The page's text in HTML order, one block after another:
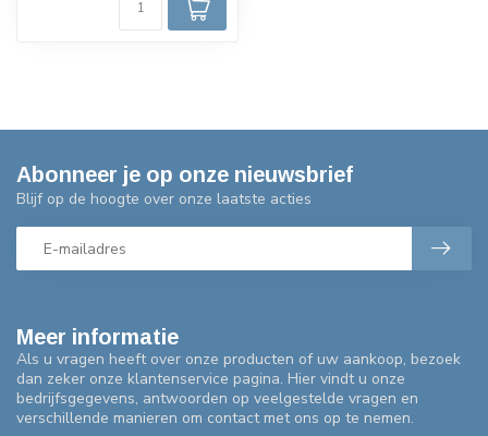
Meer informatie
Als u vragen heeft over onze producten of uw aankoop, bezoek
dan zeker onze klantenservice pagina. Hier vindt u onze
bedrijfsgegevens, antwoorden op veelgestelde vragen en
verschillende manieren om contact met ons op te nemen.
Abonneer je op onze nieuwsbrief
Blijf op de hoogte over onze laatste acties